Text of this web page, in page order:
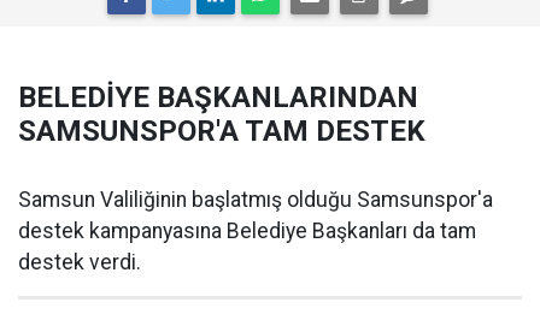
BELEDİYE BAŞKANLARINDAN
SAMSUNSPOR'A TAM DESTEK
Samsun Valiliğinin başlatmış olduğu Samsunspor'a
destek kampanyasına Belediye Başkanları da tam
destek verdi.